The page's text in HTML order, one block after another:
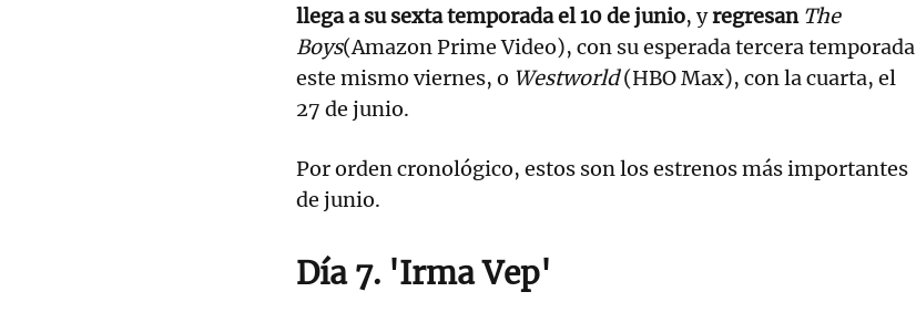
llega a su sexta temporada el 10 de junio, yregresan The
Boys(Amazon Prime Video), con su esperada tercera temporada
este mismo viernes, o Westworld(HBO Max), con la cuarta, el
27 de junio.
Por orden cronológico, estos son los estrenos más importantes
de junio.
Día 7. 'Irma Vep'